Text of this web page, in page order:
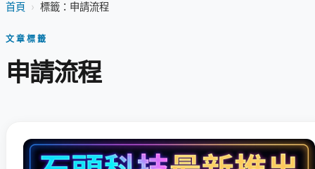
首頁 › 標籤：申請流程
文章標籤
申請流程